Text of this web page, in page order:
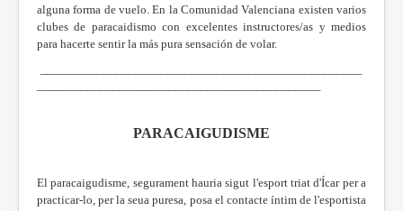
alguna forma de vuelo. En la Comunidad Valenciana existen varios
clubes de paracaidismo con excelentes instructores/as y medios
para hacerte sentir la más pura sensación de volar.
PARACAIGUDISME
El paracaigudisme, segurament hauria sigut l'esport triat d'Ícar per a
practicar-lo, per la seua puresa, posa el contacte íntim de l'esportista